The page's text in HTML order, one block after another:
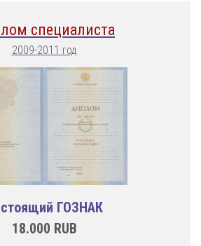
специалиста
2009-2011 год
ГОЗНАК
18.000 RUB